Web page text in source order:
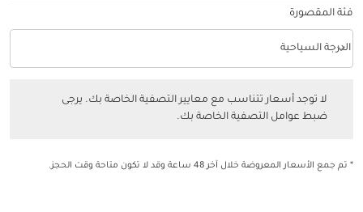
فئة المقصورة
فئة المقصورة option الدرجة السياحية Selected
الدرجة السياحية
keyboard_arrow_down
لا توجد أسعار تتناسب مع معايير التصفية الخاصة بك. يرجى
ضبط عوامل التصفية الخاصة بك.
* تم جمع الأسعار المعروضة خلال آخر 48 ساعة وقد لا تكون متاحة وقت الحجز.